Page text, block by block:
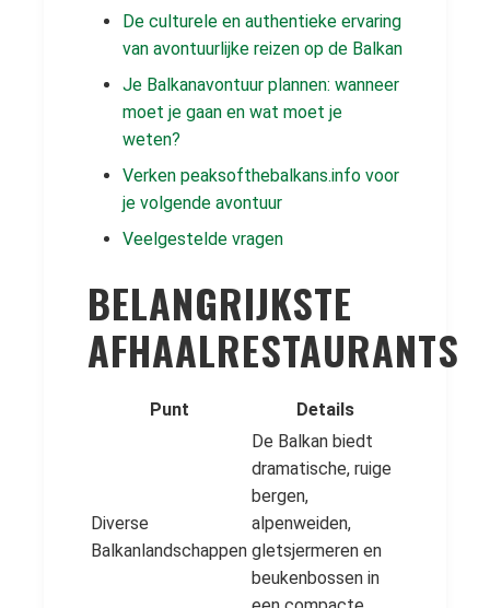
De culturele en authentieke ervaring
van avontuurlijke reizen op de Balkan
Je Balkanavontuur plannen: wanneer
moet je gaan en wat moet je
weten?
Verken peaksofthebalkans.info voor
je volgende avontuur
Veelgestelde vragen
BELANGRIJKSTE
AFHAALRESTAURANTS
Punt Details
Diverse
Balkanlandschappen
De Balkan biedt
dramatische, ruige
bergen,
alpenweiden,
gletsjermeren en
beukenbossen in